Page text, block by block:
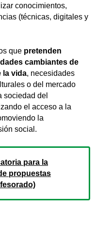
conocimientos,
(técnicas, digitales y
que pretenden
cambiantes de
la vida, necesidades
o del mercado
sociedad del
el acceso a la
la
social.
para la
propuestas